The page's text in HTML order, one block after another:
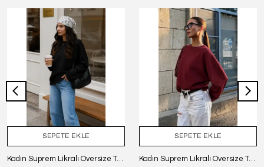
SEPETE EKLE
Kadın Suprem Likralı Oversize T-Shirt - SİYAH
SEPETE EKLE
Kadın Suprem Likralı Oversize T-Shirt - BORDO